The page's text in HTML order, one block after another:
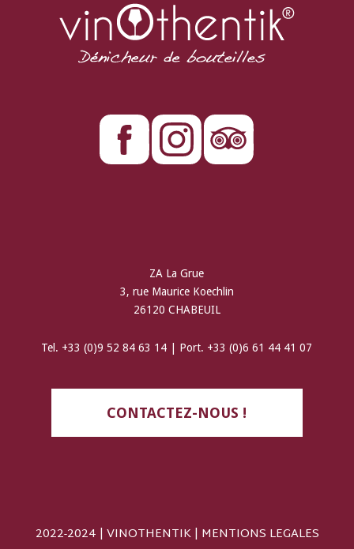
ZA La Grue
3, rue Maurice Koechlin
26120 CHABEUIL
Tel. +33 (0)9 52 84 63 14 | Port. +33 (0)6 61 44 41 07
CONTACTEZ-NOUS !
2022-2024 | VINOTHENTIK | MENTIONS LEGALES